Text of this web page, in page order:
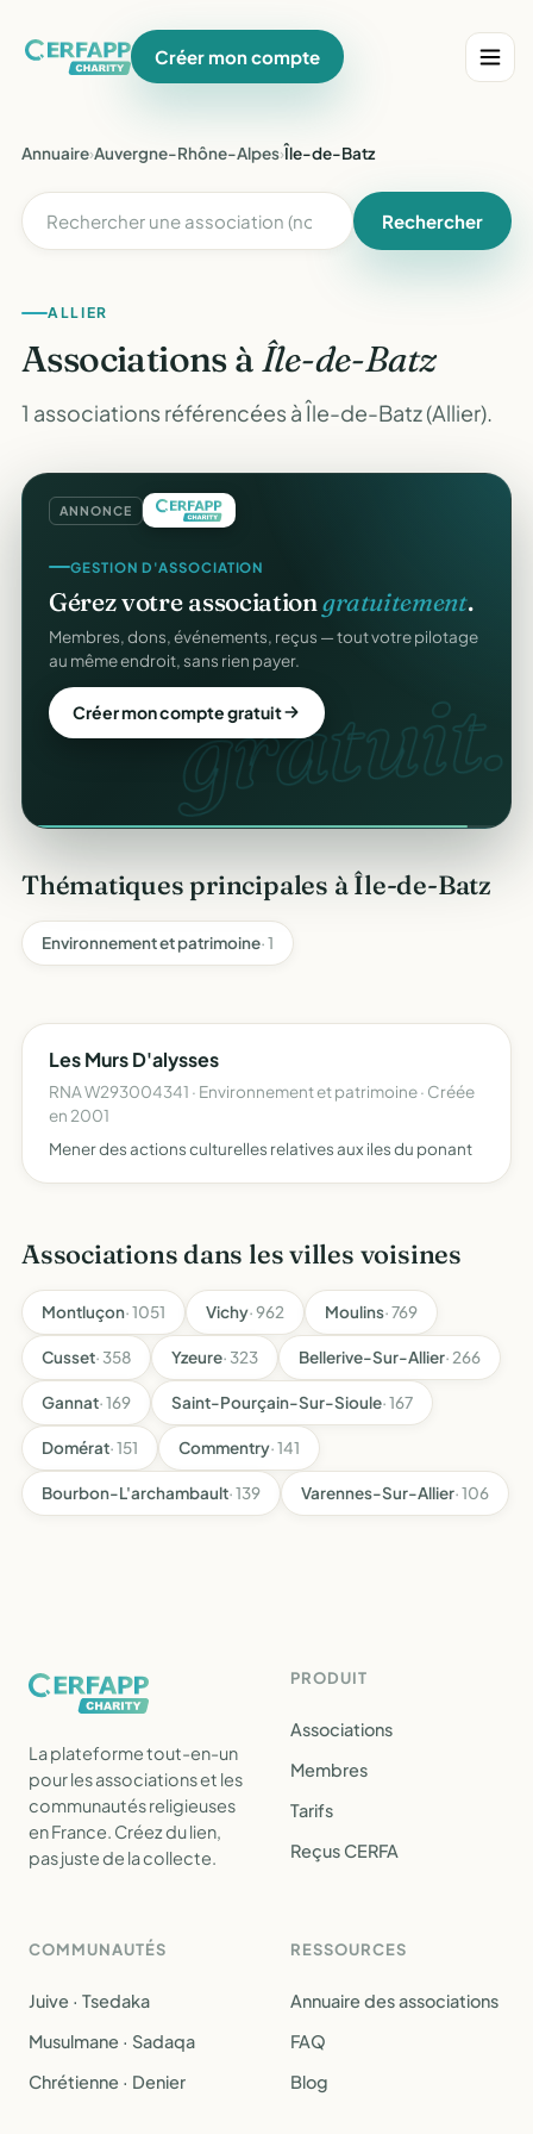
Créer mon compte
Annuaire›Auvergne-Rhône-Alpes›Île-de-Batz
Rechercher
ALLIER
Associations àÎle-de-Batz
1 associations référencées à Île-de-Batz (Allier).
ANNONCE
gratuit.
GESTION D'ASSOCIATION
Gérez votre associationgratuitement.
Membres, dons, événements, reçus — tout votre pilotage
au même endroit, sans rien payer.
Créer mon compte gratuit
Thématiques principales à Île-de-Batz
Environnement et patrimoine· 1
Les Murs D'alysses
RNA W293004341 · Environnement et patrimoine · Créée
en 2001
Mener des actions culturelles relatives aux iles du ponant
Associations dans les villes voisines
Montluçon· 1051 Vichy· 962 Moulins· 769
Cusset· 358 Yzeure· 323 Bellerive-Sur-Allier· 266
Gannat· 169 Saint-Pourçain-Sur-Sioule· 167
Domérat· 151 Commentry· 141
Bourbon-L'archambault· 139 Varennes-Sur-Allier· 106
La plateforme tout-en-un
pour les associations et les
communautés religieuses
en France. Créez du lien,
pas juste de la collecte.
PRODUIT
Associations
Membres
Tarifs
Reçus CERFA
COMMUNAUTÉS
Juive · Tsedaka
Musulmane · Sadaqa
Chrétienne · Denier
RESSOURCES
Annuaire des associations
FAQ
Blog